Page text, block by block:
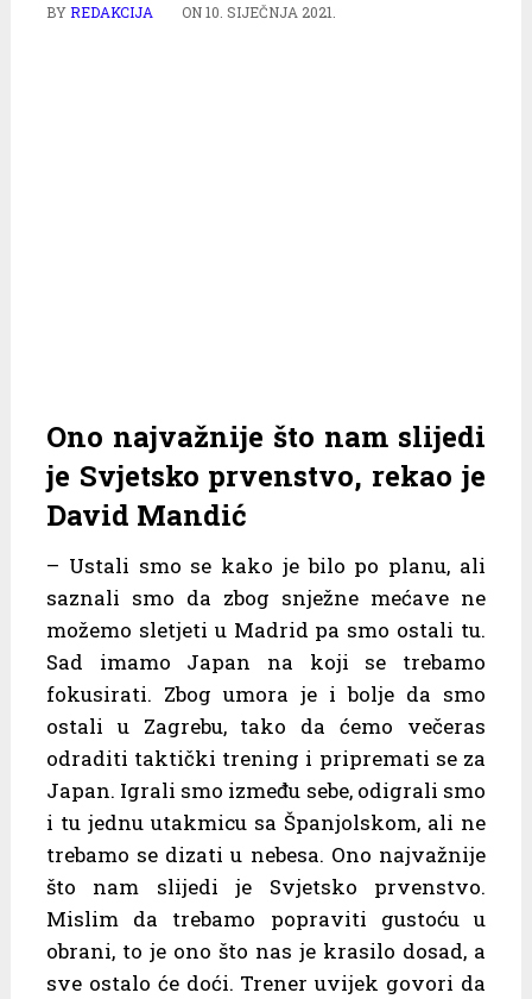
BYREDAKCIJA ON10. SIJEČNJA 2021.
Ono najvažnije što nam slijedi
je Svjetsko prvenstvo, rekao je
David Mandić
– Ustali smo se kako je bilo po planu, ali
saznali smo da zbog snježne mećave ne
možemo sletjeti u Madrid pa smo ostali tu.
Sad imamo Japan na koji se trebamo
fokusirati. Zbog umora je i bolje da smo
ostali u Zagrebu, tako da ćemo večeras
odraditi taktički trening i pripremati se za
Japan. Igrali smo između sebe, odigrali smo
i tu jednu utakmicu sa Španjolskom, ali ne
trebamo se dizati u nebesa. Ono najvažnije
što nam slijedi je Svjetsko prvenstvo.
Mislim da trebamo popraviti gustoću u
obrani, to je ono što nas je krasilo dosad, a
sve ostalo će doći. Trener uvijek govori da